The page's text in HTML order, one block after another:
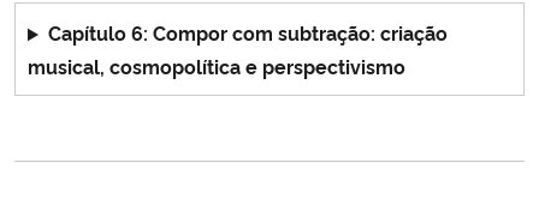
Capítulo 6: Compor com subtração: criação
musical, cosmopolítica e perspectivismo